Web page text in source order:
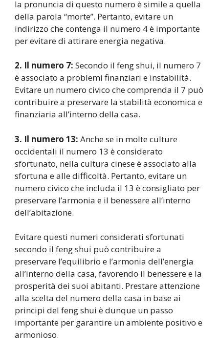
la pronuncia di questo numero è simile a quella
della parola “morte”. Pertanto, evitare un
indirizzo che contenga il numero 4 è importante
per evitare di attirare energia negativa.
2. Il numero 7: Secondo il feng shui, il numero 7
è associato a problemi finanziari e instabilità.
Evitare un numero civico che comprenda il 7 può
contribuire a preservare la stabilità economica e
finanziaria all’interno della casa.
3. Il numero 13: Anche se in molte culture
occidentali il numero 13 è considerato
sfortunato, nella cultura cinese è associato alla
sfortuna e alle difficoltà. Pertanto, evitare un
numero civico che includa il 13 è consigliato per
preservare l’armonia e il benessere all’interno
dell’abitazione.
Evitare questi numeri considerati sfortunati
secondo il feng shui può contribuire a
preservare l’equilibrio e l’armonia dell’energia
all’interno della casa, favorendo il benessere e la
prosperità dei suoi abitanti. Prestare attenzione
alla scelta del numero della casa in base ai
principi del feng shui è dunque un passo
importante per garantire un ambiente positivo e
armonioso.